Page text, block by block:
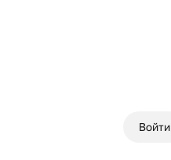
Войти